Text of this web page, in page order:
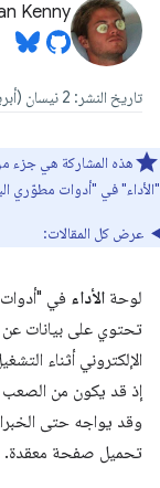
Kenny
تاريخ النشر: 2 نيسان (أبريل) 2025
"الأداء" في "أدوات مطوّري
عرض كل المقالات:
لوحة الأداء
تحتوي على بيانات
الإلكتروني أثناء
إذ قد يكون من الصعب
وقد يواجه حتى
تحميل صفحة معقدة.